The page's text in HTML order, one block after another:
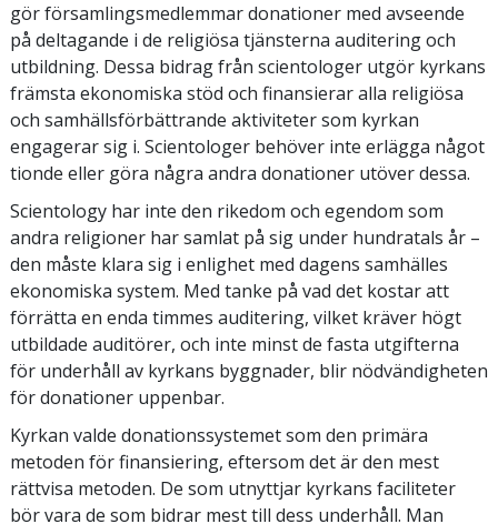
gör församlingsmedlemmar donationer med avseende
på deltagande i de religiösa tjänsterna auditering och
utbildning. Dessa bidrag från scientologer utgör kyrkans
främsta ekonomiska stöd och finansierar alla religiösa
och samhällsförbättrande aktiviteter som kyrkan
engagerar sig i. Scientologer behöver inte erlägga något
tionde eller göra några andra donationer utöver dessa.
Scientology har inte den rikedom och egendom som
andra religioner har samlat på sig under hundratals år –
den måste klara sig i enlighet med dagens samhälles
ekonomiska system. Med tanke på vad det kostar att
förrätta en enda timmes auditering, vilket kräver högt
utbildade auditörer, och inte minst de fasta utgifterna
för underhåll av kyrkans byggnader, blir nödvändigheten
för donationer uppenbar.
Kyrkan valde donationssystemet som den primära
metoden för finansiering, eftersom det är den mest
rättvisa metoden. De som utnyttjar kyrkans faciliteter
bör vara de som bidrar mest till dess underhåll. Man